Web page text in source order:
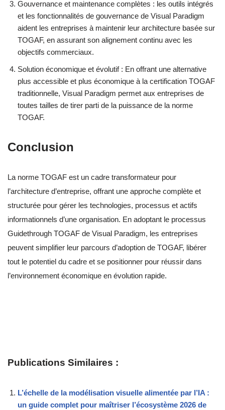
Gouvernance et maintenance complètes : les outils intégrés
et les fonctionnalités de gouvernance de Visual Paradigm
aident les entreprises à maintenir leur architecture basée sur
TOGAF, en assurant son alignement continu avec les
objectifs commerciaux.
Solution économique et évolutif : En offrant une alternative
plus accessible et plus économique à la certification TOGAF
traditionnelle, Visual Paradigm permet aux entreprises de
toutes tailles de tirer parti de la puissance de la norme
TOGAF.
Conclusion
La norme TOGAF est un cadre transformateur pour
l’architecture d’entreprise, offrant une approche complète et
structurée pour gérer les technologies, processus et actifs
informationnels d’une organisation. En adoptant le processus
Guidethrough TOGAF de Visual Paradigm, les entreprises
peuvent simplifier leur parcours d’adoption de TOGAF, libérer
tout le potentiel du cadre et se positionner pour réussir dans
l’environnement économique en évolution rapide.
Publications Similaires :
L’échelle de la modélisation visuelle alimentée par l’IA :
un guide complet pour maîtriser l’écosystème 2026 de